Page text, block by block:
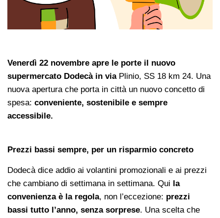
Venerdì 22 novembre apre le porte il nuovo
supermercato Dodecà in via Plinio, SS 18 km 24. Una
nuova apertura che porta in città un nuovo concetto di
spesa: conveniente, sostenibile e sempre
accessibile.
Prezzi bassi sempre, per un risparmio concreto
Dodecà dice addio ai volantini promozionali e ai prezzi
che cambiano di settimana in settimana. Qui la
convenienza è la regola, non l’eccezione: prezzi
bassi tutto l’anno, senza sorprese. Una scelta che